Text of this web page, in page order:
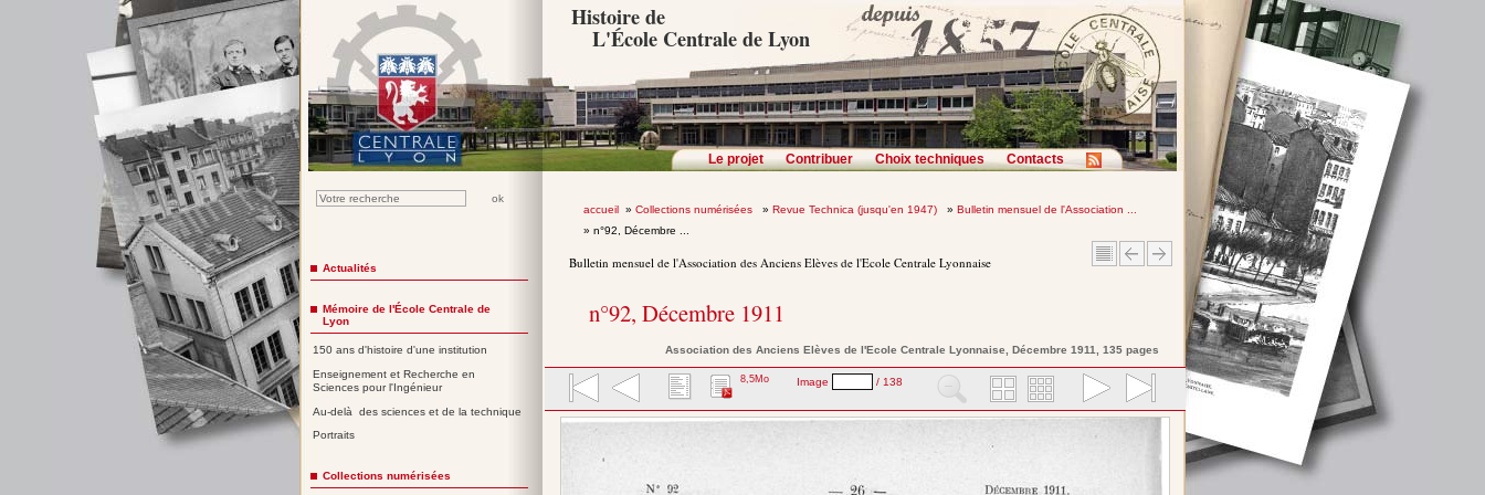
Histoire de
L'École Centrale de Lyon
Le projet Contribuer Choix techniques Contacts
accueil» Collections numérisées » Revue Technica (jusqu'en 1947) » Bulletin mensuel de l'Association ...
» n°92, Décembre ...
Bulletin mensuel de l'Association des Anciens Elèves de l'Ecole Centrale Lyonnaise
n°92, Décembre 1911
Association des Anciens Elèves de l'Ecole Centrale Lyonnaise, Décembre 1911, 135 pages
8,5Mo Image / 138
Actualités
Mémoire de l'École Centrale de
Lyon
150 ans d'histoire d'une institution
Enseignement et Recherche en
Sciences pour l'Ingénieur
Au-delà des sciences et de la technique
Portraits
Collections numérisées